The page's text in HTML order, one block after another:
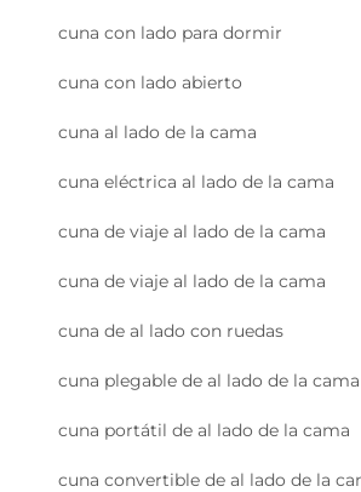
cuna con lado para dormir
cuna con lado abierto
cuna al lado de la cama
cuna eléctrica al lado de la cama
cuna de viaje al lado de la cama
cuna de viaje al lado de la cama
cuna de al lado con ruedas
cuna plegable de al lado de la cama
cuna portátil de al lado de la cama
cuna convertible de al lado de la